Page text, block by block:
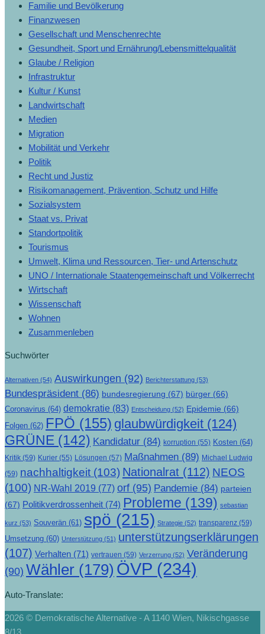
Familie und Bevölkerung
Finanzwesen
Gesellschaft und Menschenrechte
Gesundheit, Sport und Ernährung/Lebensmittelqualität
Glaube / Religion
Infrastruktur
Kultur / Kunst
Landwirtschaft
Medien
Migration
Mobilität und Verkehr
Politik
Recht und Justiz
Risikomanagement, Prävention, Schutz und Hilfe
Sozialsystem
Staat vs. Privat
Standortpolitik
Tourismus
Umwelt, Klima und Ressourcen, Tier- und Artenschutz
UNO / Internationale Staatengemeinschaft und Völkerrecht
Wirtschaft
Wissenschaft
Wohnen
Zusammenleben
Suchwörter
Alternativen (54) Auswirkungen (92) Berichterstattung (53)
Bundespräsident (86) bundesregierung (67) bürger (66)
Coronavirus (64) demokratie (83) Entscheidung (52) Epidemie (66)
Folgen (62) FPÖ (155) glaubwürdigkeit (124)
GRÜNE (142) Kandidatur (84) korruption (55) Kosten (64)
Kritik (59) Kurier (55) Lösungen (57) Maßnahmen (89) Michael Ludwig
(59) nachhaltigkeit (103) Nationalrat (112) NEOS
(100) NR-Wahl 2019 (77) orf (95) Pandemie (84) parteien
(67) Politikverdrossenheit (74) Probleme (139) sebastian
kurz (53) Souverän (61) spö (215) Strategie (52) transparenz (59)
Umsetzung (60) Unterstützung (51) unterstützungserklärungen
(107) Verhalten (71) vertrauen (59) Verzerrung (52) Veränderung
(90) Wähler (179) ÖVP (234)
Auto-Translate:
2026 © Demokratische Alternative - A 1140 Wien, Nikischgasse